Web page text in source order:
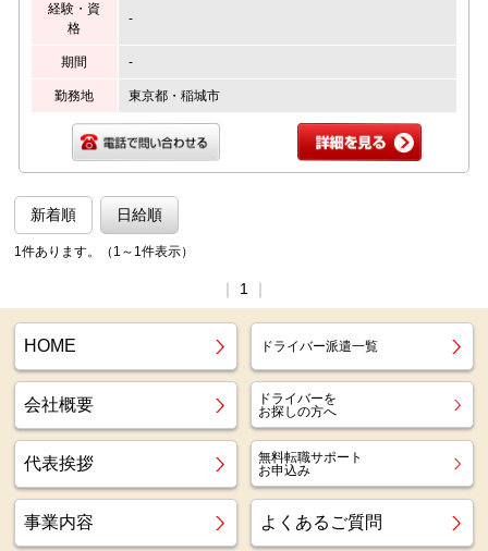
経験・資
格
-
期間 -
勤務地 東京都・稲城市
新着順 日給順
1件あります。（1～1件表示）
1
HOME ドライバー派遣一覧
会社概要
ドライバーを
お探しの方へ
代表挨拶
無料転職サポート
お申込み
事業内容 よくあるご質問